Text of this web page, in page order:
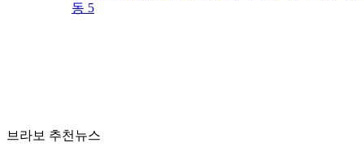
동 5
브라보 추천뉴스